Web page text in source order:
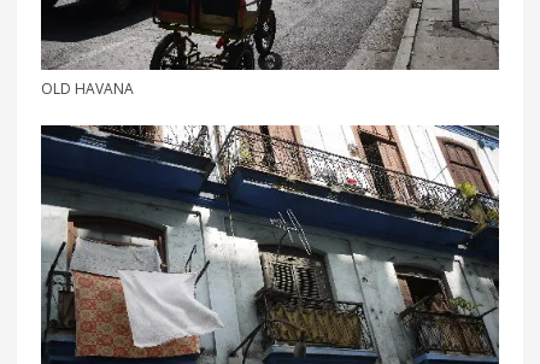
OLD HAVANA